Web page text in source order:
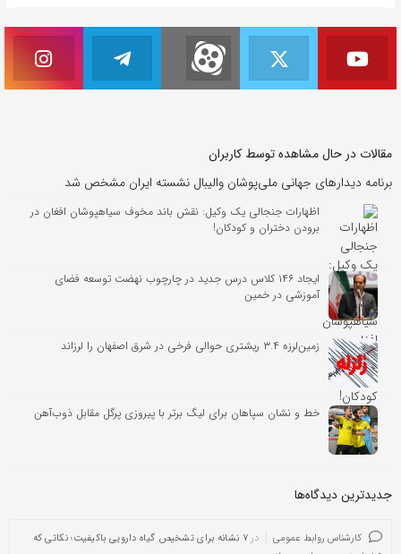
مقالات در حال مشاهده توسط کاربران
برنامه دیدارهای جهانی ملی‌پوشان والیبال نشسته ایران مشخص شد
اظهارات جنجالی یک وکیل: نقش باند مخوف سیاهپوشان افغان در
برودن دختران و کودکان!
ایجاد ۱۴۶ کلاس درس جدید در چارچوب نهضت توسعه فضای
آموزشی در خمین
زمین‌لرزه ۳.۴ ریشتری حوالی فرخی در شرق اصفهان را لرزاند
خط و نشان سپاهان برای لیگ برتر با پیروزی پرگل مقابل ذوب‌آهن
جدیدترین دیدگاه‌‌ها
کارشناس روابط عمومی در
۷ نشانه برای تشخیص گیاه دارویی باکیفیت؛ نکاتی که